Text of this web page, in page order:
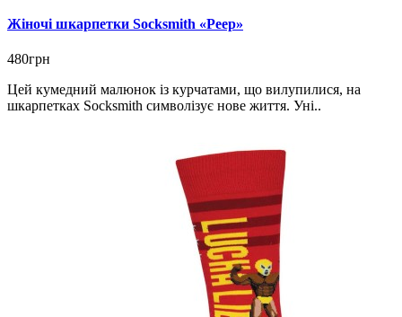
Жіночі шкарпетки Socksmith «Peep»
480грн
Цей кумедний малюнок із курчатами, що вилупилися, на
шкарпетках Socksmith символізує нове життя. Уні..